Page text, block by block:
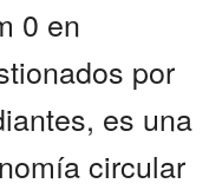
0 en
por
es una
circular